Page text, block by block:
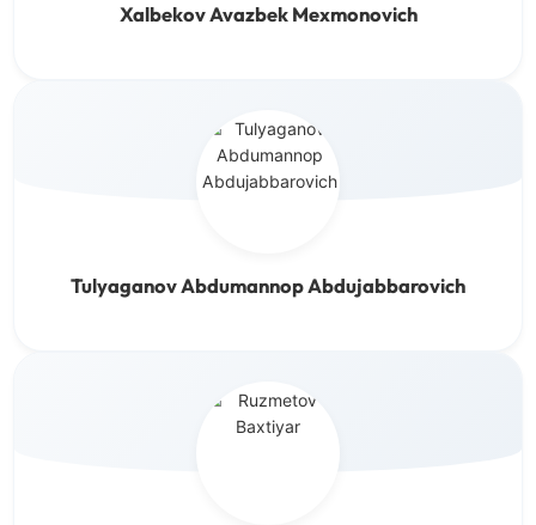
Xalbekov Avazbek Mexmonovich
Tulyaganov Abdumannop Abdujabbarovich